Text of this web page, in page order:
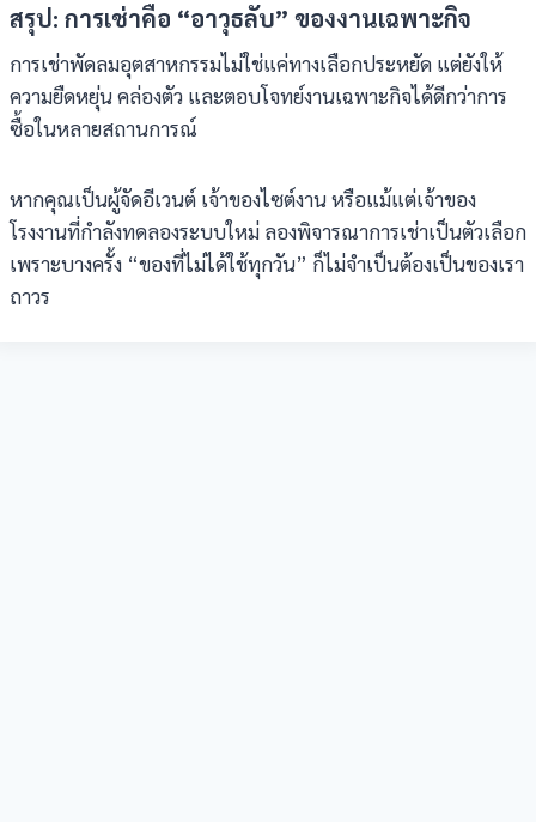
สรุป: การเช่าคือ “อาวุธลับ” ของงานเฉพาะกิจ
การเช่าพัดลมอุตสาหกรรมไม่ใช่แค่ทางเลือกประหยัด แต่ยังให้
ความยืดหยุ่น คล่องตัว และตอบโจทย์งานเฉพาะกิจได้ดีกว่าการ
ซื้อในหลายสถานการณ์
หากคุณเป็นผู้จัดอีเวนต์ เจ้าของไซต์งาน หรือแม้แต่เจ้าของ
โรงงานที่กำลังทดลองระบบใหม่ ลองพิจารณาการเช่าเป็นตัวเลือก
เพราะบางครั้ง “ของที่ไม่ได้ใช้ทุกวัน” ก็ไม่จำเป็นต้องเป็นของเรา
ถาวร